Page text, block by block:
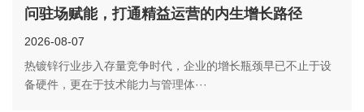
问驻场赋能，打通精益运营的内生增长路径
2026-08-07
热镀锌行业步入存量竞争时代，企业的增长瓶颈早已不止于设
备硬件，更在于技术能力与管理体···